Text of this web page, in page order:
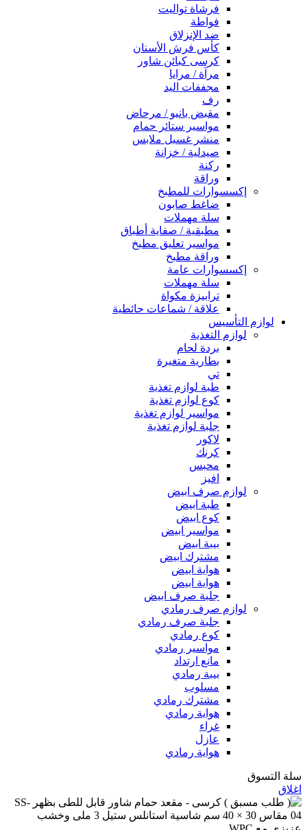
فرشاة تواليت
فواطة
ضد الإنزلاق
كأس فرش الأسنان
كرسى كبائن شاور
مرآة / مرايا
مجففات اليد
رف
مقبض بانيو / مرحاض
مواسير ستائر حمام
منشر غسيل ملابس
صيدلية / خزانة
ركنة
وراقة
إكسسوارات للمطبخ
ضاغط صابون
سلة مهملات
مطبقية / صفاية أطباق
مواسير تعليق مطبخ
وراقة مطبخ
إكسسوارات عامة
سلة مهملات
ترابيزة مكواة
علاقة / شماعات حائطية
لوازم التأسيس
لوازم التغذية
بردة لحام
بطارية متغيرة
تي
طبة لوازم تغذية
كوع لوازم تغذية
مواسير لوازم تغذية
جلبة لوازم تغذية
لاكور
كرنك
محبس
افيز
لوازم صرف ابيض
طبة ابيض
كوع ابيض
مواسير ابيض
بيبة ابيض
مشترك ابيض
هواية ابيض
هواية ابيض
جلبة صرف ابيض
لوازم صرف رمادي
جلبة صرف رمادي
كوع رمادي
مواسير رمادي
مانع ارتداد
بيبة رمادي
مسلوب
مشترك رمادي
هواية رمادي
غراء
عازل
هواية رمادي
سلة التسوق
اغلاق